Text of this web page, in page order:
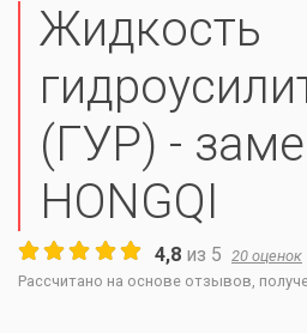
Жидкость
(ГУР) -
HONGQI
4,8 из 5 20 оценок
Рассчитано на основе отзывов,